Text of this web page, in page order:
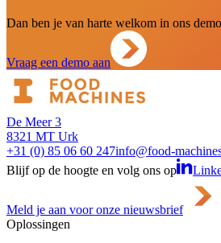
Dan ben je van harte welkom in ons
Vraag een demo aan
De Meer 3
8321 MT Urk
+31 (0) 85 06 60 247info@food-
Blijf op de hoogte en volg ons op
Meld je aan voor onze nieuwsbrief
Oplossingen